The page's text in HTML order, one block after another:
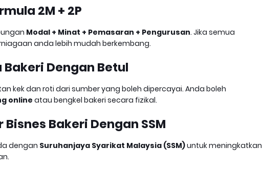
2M + 2P
Modal + Minat + Pemasaran + Pengurusan. Jika semua
anda lebih mudah berkembang.
Bakeri Dengan Betul
kek dan roti dari sumber yang boleh dipercayai. Anda boleh
onlineatau bengkel bakeri secara fizikal.
Bakeri Dengan SSM
dengan Suruhanjaya Syarikat Malaysia (SSM)untuk meningkatkan